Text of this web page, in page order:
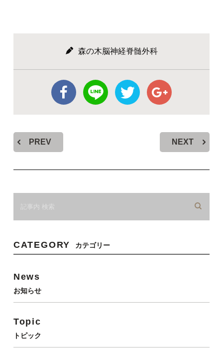
森の木脳神経脊髄外科
PREV NEXT
CATEGORY カテゴリー
News
お知らせ
Topic
トピック